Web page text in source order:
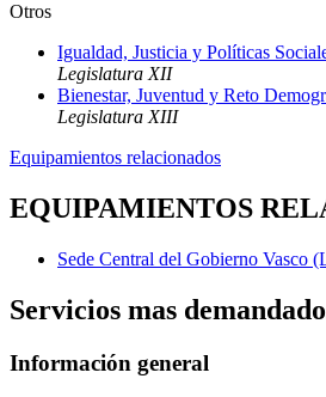
Otros
Igualdad, Justicia y Políticas
Legislatura XII
Bienestar, Juventud y Reto
Legislatura XIII
Equipamientos relacionados
EQUIPAMIENTOS
Sede Central del Gobierno Vasco
Servicios mas
Información general